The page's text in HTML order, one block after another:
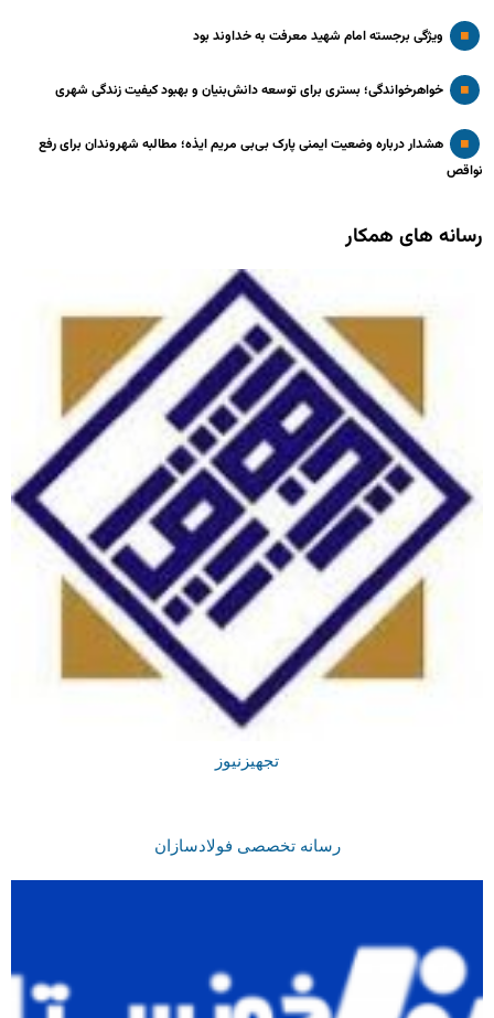
ویژگی برجسته امام شهید معرفت به خداوند بود
خواهرخواندگی؛ بستری برای توسعه دانش‌بنیان و بهبود کیفیت زندگی شهری
هشدار درباره وضعیت ایمنی پارک بی‌بی مریم ایذه؛ مطالبه شهروندان برای رفع
نواقص
رسانه های همکار
تجهیزنیوز
رسانه تخصصی فولادسازان